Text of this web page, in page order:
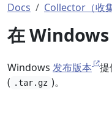
Docs Collector（收
在
Windows 发布版本
( .tar.gz )。